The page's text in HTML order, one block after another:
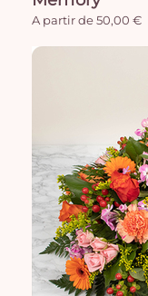
A partir de 50,00 €